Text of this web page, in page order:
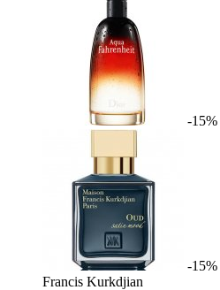
-15%
-15%
Francis Kurkdjian